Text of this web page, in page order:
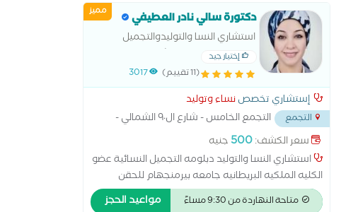
مميز دكتورة سالي نادر العطيفي
استشاري النسا والتوليدوالتجميل
النسائى -جامعة عين شمس
إختيار جيد
(11 تقييم) 3017
إستشاري تخصصنساء وتوليد
التجمع
التجمع الخامس - شارع ال٩٠ الشمالي -
خلف المستشفي الجوي... سعر الكشف:500 جنيه
استشاري النسا والتوليد دبلومه التجميل النسائية عضو
الكليه الملكيه البريطانيه جامعه بيرمنجهام للحقن
المجهري و اطفال الانابيب متخصصة فى ( الولادة
متاحة النهاردة من 9:30 مساءً مواعيد الحجز